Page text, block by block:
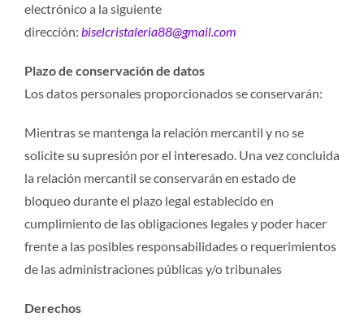
electrónico a la siguiente
dirección: biselcristaleria88@gmail.com
Plazo de conservación de datos
Los datos personales proporcionados se conservarán:
Mientras se mantenga la relación mercantil y no se
solicite su supresión por el interesado. Una vez concluida
la relación mercantil se conservarán en estado de
bloqueo durante el plazo legal establecido en
cumplimiento de las obligaciones legales y poder hacer
frente a las posibles responsabilidades o requerimientos
de las administraciones públicas y/o tribunales
Derechos